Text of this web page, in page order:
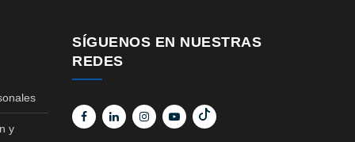
y
SÍGUENOS EN NUESTRAS
REDES